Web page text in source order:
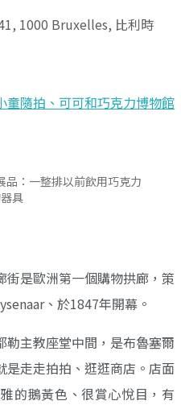
1000 Bruxelles, 比利時
童隨拍、可可和巧克力博物館
品：一整排以前飲用巧克力
具
是歐洲第一個購物拱廊，策
、於1847年開幕。
主教座堂中間，是布魯塞爾
走走拍拍、逛逛商店。店面
的鵝黃色、很賞心悅目，有